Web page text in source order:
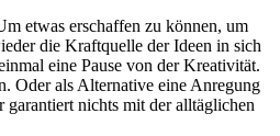
etwas erschaffen zu können, um
die Kraftquelle der Ideen in sich
eine Pause von der Kreativität.
Oder als Alternative eine Anregung
garantiert nichts mit der alltäglichen